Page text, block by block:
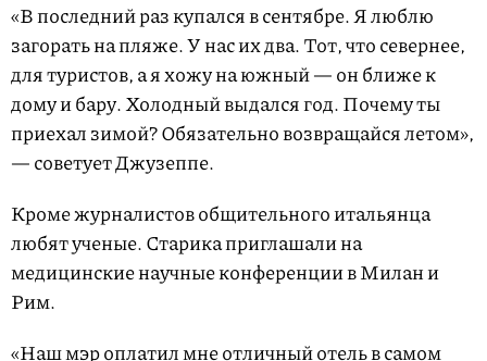
«В последний раз купался в сентябре. Я люблю
загорать на пляже. У нас их два. Тот, что севернее,
для туристов, а я хожу на южный — он ближе к
дому и бару. Холодный выдался год. Почему ты
приехал зимой? Обязательно возвращайся летом»,
— советует Джузеппе.
Кроме журналистов общительного итальянца
любят ученые. Старика приглашали на
медицинские научные конференции в Милан и
Рим.
«Наш мэр оплатил мне отличный отель в самом